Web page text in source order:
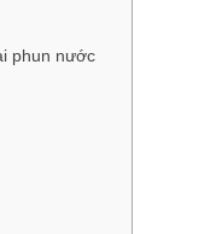
phun nước